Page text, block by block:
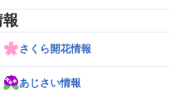
さくら開花情報
あじさい情報